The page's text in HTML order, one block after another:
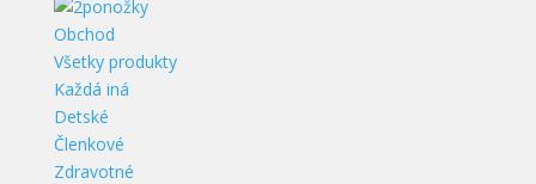
Obchod
Všetky produkty
Každá iná
Detské
Členkové
Zdravotné